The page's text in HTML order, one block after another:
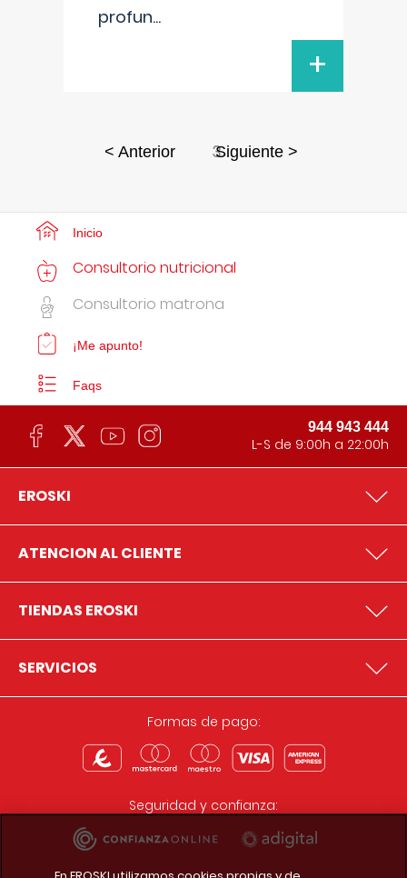
profun...
+
< Anterior 3Siguiente >
Inicio
Consultorio nutricional
Consultorio matrona
¡Me apunto!
Faqs
944 943 444
L-S de 9:00h a 22:00h
EROSKI
ATENCION AL CLIENTE
TIENDAS EROSKI
SERVICIOS
Formas de pago:
Seguridad y confianza: